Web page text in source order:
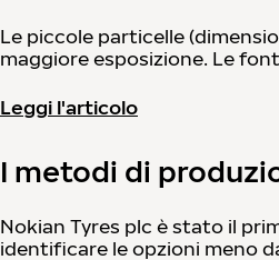
Le piccole particelle
maggiore esposizione. Le
Leggi l'articolo
I metodi di
Nokian Tyres plc è stato il
identificare le opzioni meno